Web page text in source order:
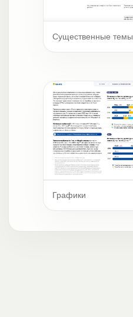
Существенные темы
Графики